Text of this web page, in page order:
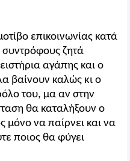
επικοινωνίας κατά
ζητά
αγάπης και ο
βαίνουν καλώς κι ο
του, μα αν στην
θα καταλήξουν ο
μόνο να παίρνει και να
ποιος θα φύγει